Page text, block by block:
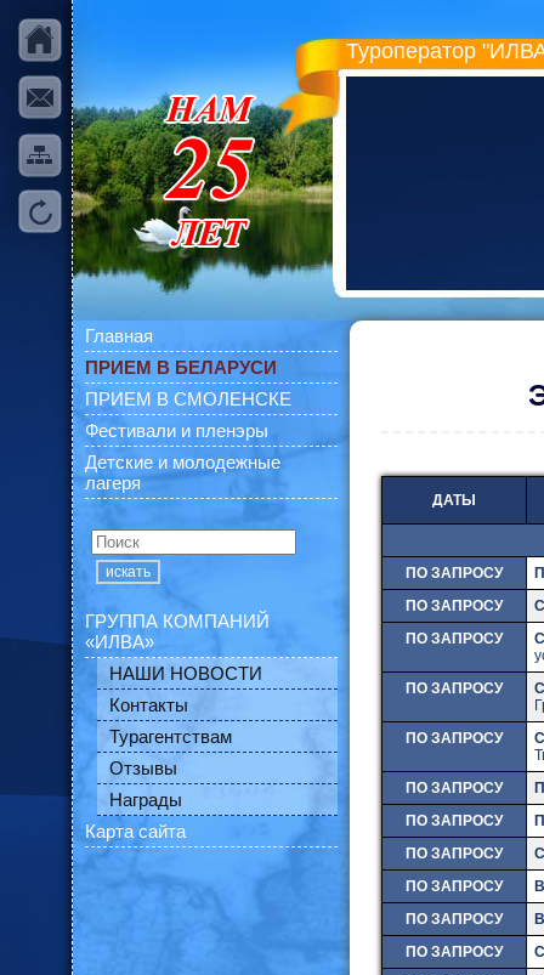
Туроператор
Главная
ПРИЕМ В БЕЛАРУСИ
ПРИЕМ В СМОЛЕНСКЕ
Фестивали и пленэры
Детские и молодежные
лагеря
искать
ГРУППА КОМПАНИЙ
«ИЛВА»
НАШИ НОВОСТИ
Контакты
Турагентствам
Отзывы
Награды
Карта сайта
ДАТЫ
ПО ЗАПРОСУ
ПО ЗАПРОСУ
ПО ЗАПРОСУ
ПО ЗАПРОСУ
ПО ЗАПРОСУ
ПО ЗАПРОСУ
ПО ЗАПРОСУ
ПО ЗАПРОСУ
ПО ЗАПРОСУ
ПО ЗАПРОСУ
ПО ЗАПРОСУ